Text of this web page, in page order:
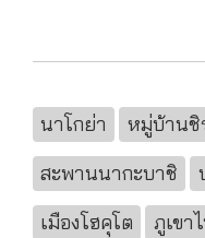
นาโกย่า หมู่บ้านชิ
สะพานนากะบาชิ
เมืองโฮคุโต
ภูเขา